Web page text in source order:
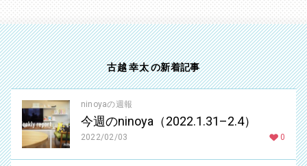
古越 幸太 の新着記事
ninoyaの週報
今週のninoya（2022.1.31–2.4）
2022/02/03 0